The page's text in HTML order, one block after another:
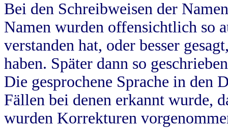
Bei den Schreibweisen der
Namen wurden offensichtlich so
verstanden hat, oder besser
haben. Später dann so
Die gesprochene Sprache in
Fällen bei denen erkannt wurde,
wurden Korrekturen